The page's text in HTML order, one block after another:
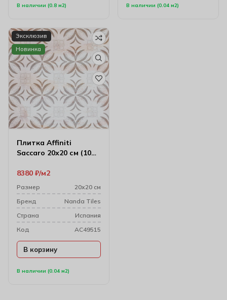
В наличии (0.8 м2) В наличии (0.04 м2)
Эксклюзив
Новинка
Плитка Affiniti
Saccaro 20х20 см (10
В наличии (0.04 м2)
8380 ₽ м2
Размер
20х20 см
Бренд
Nanda Tiles
Cтрана
Испания
Код
AC49515
В корзину